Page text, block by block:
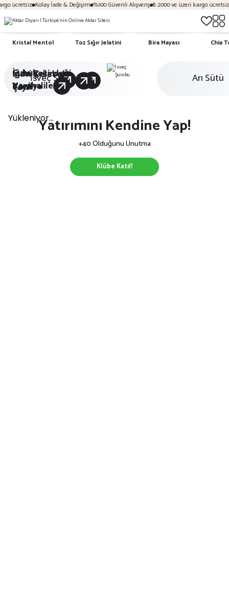
Kolay İade & Değişim %100 Güvenli Alışveriş ₺ 2000 ve üzeri kargo ücretsiz
Kristal Mentol Toz Sığır Jelatini Bira Mayası Chia
İsveç Şurubu Arı Sütü
Yatırımını Kendine Yap!
+40 Olduğunu Unutma
Klübe Katıl!
Çubuk
Vanilya
İğde Çekirdeği
Tozu
Mavi Kelebek
Çayı
Karahalile